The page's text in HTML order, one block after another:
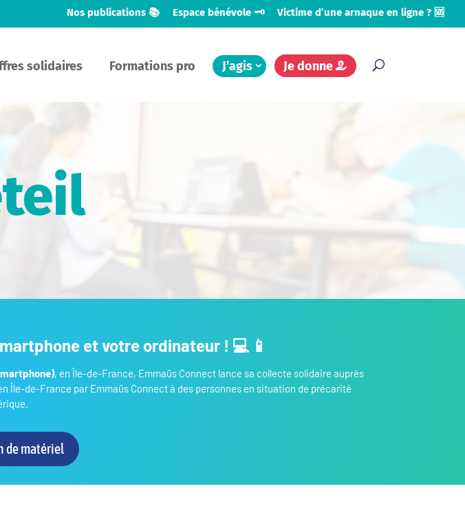
Nos publications 📚 Espace bénévole 🗝️ Victime d’une arnaque en ligne ? 🆘
solidaires Formations pro J’agis Je donne
et votre ordinateur ! 💻 📱
, en Île-de-France, Emmaüs Connect lance sa collecte solidaire auprès
Île-de-France par Emmaüs Connect à des personnes en situation de précarité
de matériel